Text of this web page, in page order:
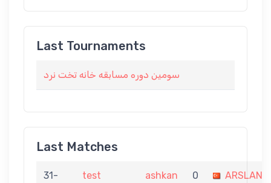
Last Tournaments
سومین دوره مسابقه خانه تخت نرد
Last Matches
31-
test
ashkan
0
ARSLAN